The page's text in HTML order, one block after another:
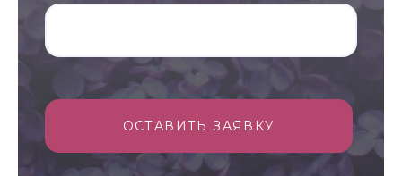
ОСТАВИТЬ ЗАЯВКУ